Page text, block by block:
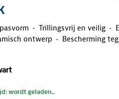
Trillingsvrij en veilig
ontwerp
Bescherming
wordt geladen..